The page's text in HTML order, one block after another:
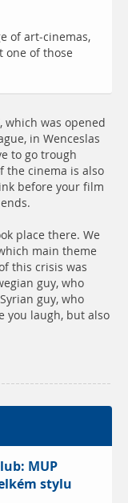
of art-cinemas,
one of those
which was opened
in Wenceslas
to go trough
the cinema is also
before your film
place there. We
main theme
this crisis was
guy, who
guy, who
you laugh, but also
MUP
stylu